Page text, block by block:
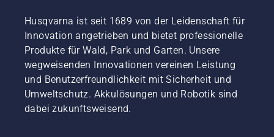
Husqvarna ist seit 1689 von der Leidenschaft für
Innovation angetrieben und bietet professionelle
Produkte für Wald, Park und Garten. Unsere
wegweisenden Innovationen vereinen Leistung
und Benutzerfreundlichkeit mit Sicherheit und
Umweltschutz. Akkulösungen und Robotik sind
dabei zukunftsweisend.